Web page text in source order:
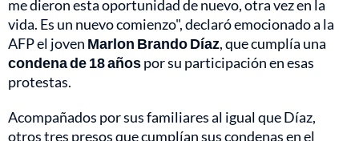
me dieron esta oportunidad de nuevo, otra vez en la
vida. Es un nuevo comienzo", declaró emocionado a la
AFP el joven Marlon Brando Díaz, que cumplía una
condena de 18 añospor su participación en esas
protestas.
Acompañados por sus familiares al igual que Díaz,
otros tres presos que cumplían sus condenas en el